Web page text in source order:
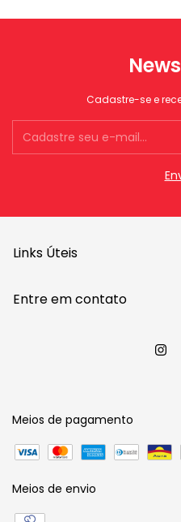
Cadastre-se e
Links Úteis
Entre em contato
Meios de pagamento
Meios de envio